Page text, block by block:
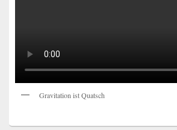
Gravitation ist Quatsch